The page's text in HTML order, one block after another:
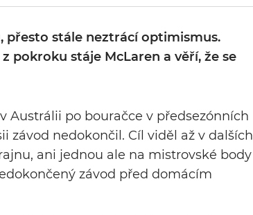
přesto stále neztrácí optimismus.
pokroku stáje McLaren a věří, že se
Austrálii po bouračce v předsezónních
závod nedokončil. Cíl viděl až v dalších
ani jednou ale na mistrovské body
závod před domácím